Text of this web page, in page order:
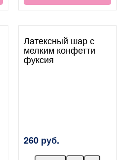
Латексный шар с
мелким конфетти
фуксия
260 руб.